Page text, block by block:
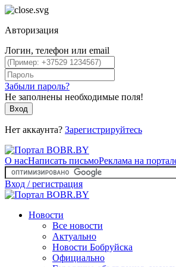
Авторизация
Логин, телефон или email
Забыли пароль?
Не заполнены необходимые поля!
Вход
Нет аккаунта? Зарегистрируйтесь
О насНаписать письмоРеклама на
Вход / регистрация
Новости
Все новости
Актуально
Новости Бобруйска
Официально